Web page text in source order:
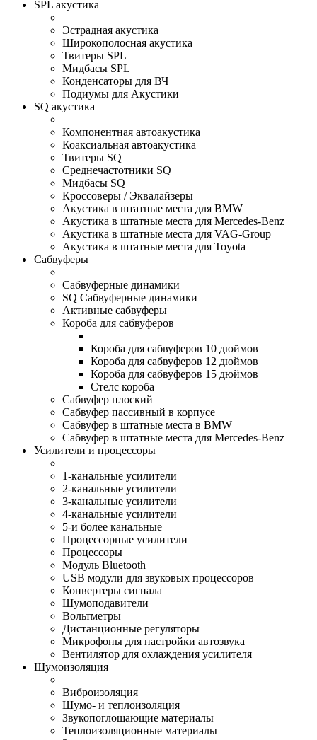
SPL акустика
Эстрадная акустика
Широкополосная акустика
Твитеры SPL
Мидбасы SPL
Конденсаторы для ВЧ
Подиумы для Акустики
SQ акустика
Компонентная автоакустика
Коаксиальная автоакустика
Твитеры SQ
Среднечастотники SQ
Мидбасы SQ
Кроссоверы / Эквалайзеры
Акустика в штатные места для BMW
Акустика в штатные места для Mercedes-Benz
Акустика в штатные места для VAG-Group
Акустика в штатные места для Toyota
Сабвуферы
Сабвуферные динамики
SQ Сабвуферные динамики
Активные сабвуферы
Короба для сабвуферов
Короба для сабвуферов 10 дюймов
Короба для сабвуферов 12 дюймов
Короба для сабвуферов 15 дюймов
Стелс короба
Cабвуфер плоский
Сабвуфер пассивный в корпусе
Сабвуфер в штатные места в BMW
Сабвуфер в штатные места для Mercedes-Benz
Усилители и процессоры
1-канальные усилители
2-канальные усилители
3-канальные усилители
4-канальные усилители
5-и более канальные
Процессорные усилители
Процессоры
Модуль Bluetooth
USB модули для звуковых процессоров
Конвертеры сигнала
Шумоподавители
Вольтметры
Дистанционные регуляторы
Микрофоны для настройки автозвука
Вентилятор для охлаждения усилителя
Шумоизоляция
Виброизоляция
Шумо- и теплоизоляция
Звукопоглощающие материалы
Теплоизоляционные материалы